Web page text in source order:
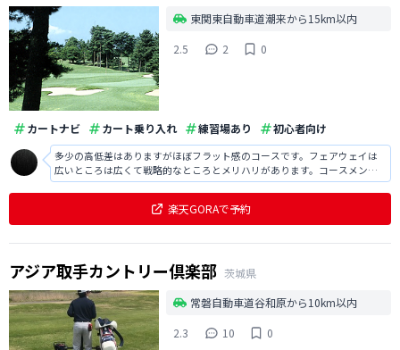
東関東自動車道潮来から15km以内
2.5
2 0
カートナビ カート乗り入れ 練習場あり 初心者向け
多少の高低差はありますがほぼフラット感のコースです。フェアウェイは
広いところは広くて戦略的なところとメリハリがあります。コースメンテ
ナンスが良くてキレイでした。池、バンカー、スタイミーになる木等戦略
楽天GORAで予約
アジア取手カントリー倶楽部 茨城県
常磐自動車道谷和原から10km以内
2.3
10 0